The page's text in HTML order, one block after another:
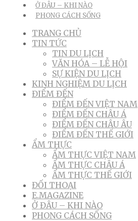
Ở ĐÂU – KHI NÀO
PHONG CÁCH SỐNG
TRANG CHỦ
TIN TỨC
TIN DU LỊCH
VĂN HÓA – LỄ HỘI
SỰ KIỆN DU LỊCH
KINH NGHIỆM DU LỊCH
ĐIỂM ĐẾN
ĐIỂM ĐẾN VIỆT NAM
ĐIỂM ĐẾN CHÂU Á
ĐIỂM ĐẾN CHÂU ÂU
ĐIỂM ĐẾN THẾ GIỚI
ẨM THỰC
ẨM THỰC VIỆT NAM
ẨM THỰC CHÂU Á
ẨM THỰC THẾ GIỚI
ĐỐI THOẠI
E.MAGAZINE
Ở ĐÂU – KHI NÀO
PHONG CÁCH SỐNG